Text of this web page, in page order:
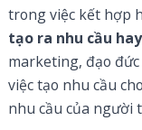
trong việc kết hợp
tạo ra nhu cầu
marketing, đạo
việc tạo nhu cầu
nhu cầu của người